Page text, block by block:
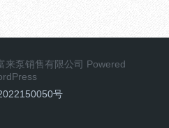
泵销售有限公司 Powered
号